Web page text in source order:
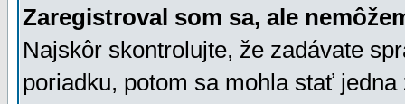
Zaregistroval som sa, ale
Najskôr skontrolujte, že zadávate
poriadku, potom sa mohla stať